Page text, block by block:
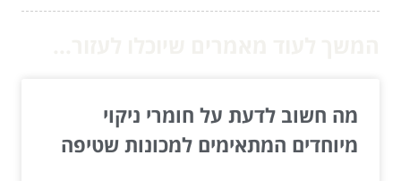
מה חשוב לדעת על חומרי ניקוי
מיוחדים המתאימים למכונות שטיפה